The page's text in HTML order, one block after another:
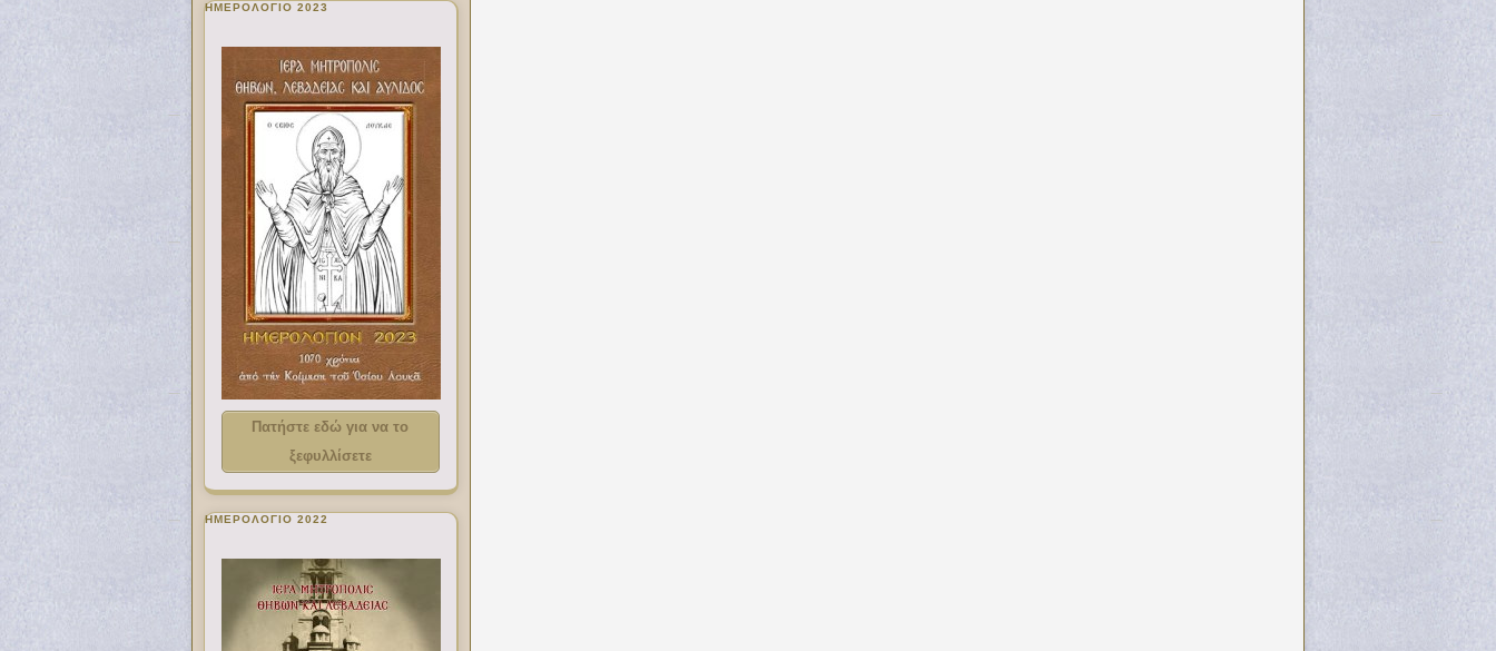
ΗΜΕΡΟΛΟΓΙΟ 2023
Πατήστε εδώ για να το
ξεφυλλίσετε
ΗΜΕΡΟΛΟΓΙΟ 2022